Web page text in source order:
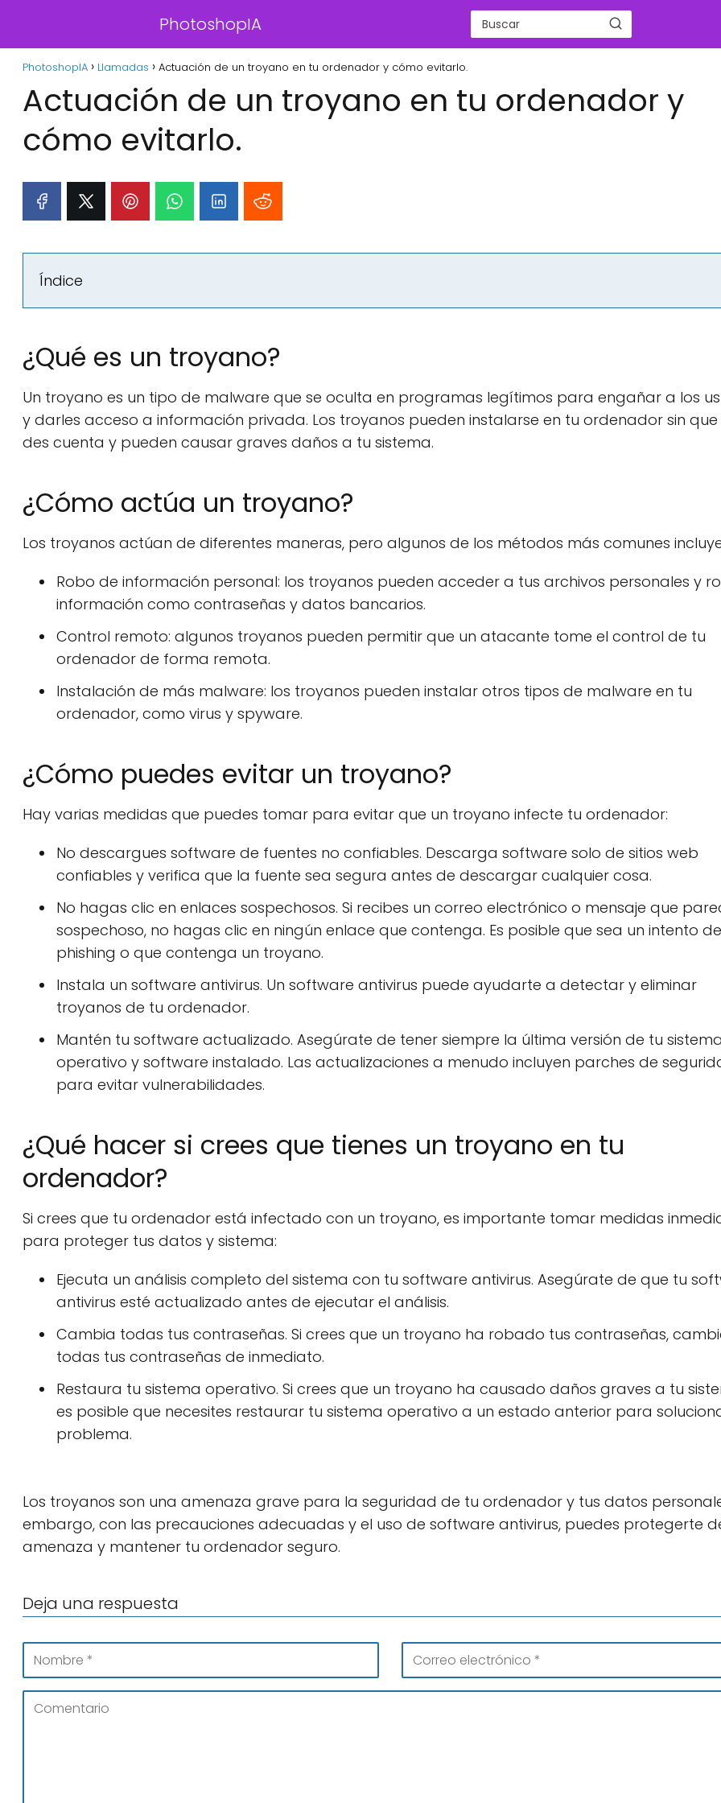
PhotoshopIA
PhotoshopIA Llamadas Actuación de un troyano en tu ordenador y cómo evitarlo.
Actuación de un troyano en tu ordenador y
cómo evitarlo.
Índice
¿Qué es un troyano?
Un troyano es un tipo de malware que se oculta en programas legítimos para engañar a los
y darles acceso a información privada. Los troyanos pueden instalarse en tu ordenador sin que
des cuenta y pueden causar graves daños a tu sistema.
¿Cómo actúa un troyano?
Los troyanos actúan de diferentes maneras, pero algunos de los métodos más comunes
Robo de información personal: los troyanos pueden acceder a tus archivos personales y
información como contraseñas y datos bancarios.
Control remoto: algunos troyanos pueden permitir que un atacante tome el control de tu
ordenador de forma remota.
Instalación de más malware: los troyanos pueden instalar otros tipos de malware en tu
ordenador, como virus y spyware.
¿Cómo puedes evitar un troyano?
Hay varias medidas que puedes tomar para evitar que un troyano infecte tu ordenador:
No descargues software de fuentes no confiables. Descarga software solo de sitios web
confiables y verifica que la fuente sea segura antes de descargar cualquier cosa.
No hagas clic en enlaces sospechosos. Si recibes un correo electrónico o mensaje que
sospechoso, no hagas clic en ningún enlace que contenga. Es posible que sea un intento de
phishing o que contenga un troyano.
Instala un software antivirus. Un software antivirus puede ayudarte a detectar y eliminar
troyanos de tu ordenador.
Mantén tu software actualizado. Asegúrate de tener siempre la última versión de tu sistema
operativo y software instalado. Las actualizaciones a menudo incluyen parches de
para evitar vulnerabilidades.
¿Qué hacer si crees que tienes un troyano en tu
ordenador?
Si crees que tu ordenador está infectado con un troyano, es importante tomar medidas
para proteger tus datos y sistema:
Ejecuta un análisis completo del sistema con tu software antivirus. Asegúrate de que tu
antivirus esté actualizado antes de ejecutar el análisis.
Cambia todas tus contraseñas. Si crees que un troyano ha robado tus contraseñas,
todas tus contraseñas de inmediato.
Restaura tu sistema operativo. Si crees que un troyano ha causado daños graves a tu
es posible que necesites restaurar tu sistema operativo a un estado anterior para
problema.
Los troyanos son una amenaza grave para la seguridad de tu ordenador y tus datos
embargo, con las precauciones adecuadas y el uso de software antivirus, puedes protegerte
amenaza y mantener tu ordenador seguro.
Deja una respuesta